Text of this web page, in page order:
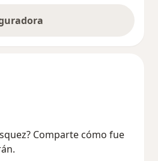
Comparte cómo fue